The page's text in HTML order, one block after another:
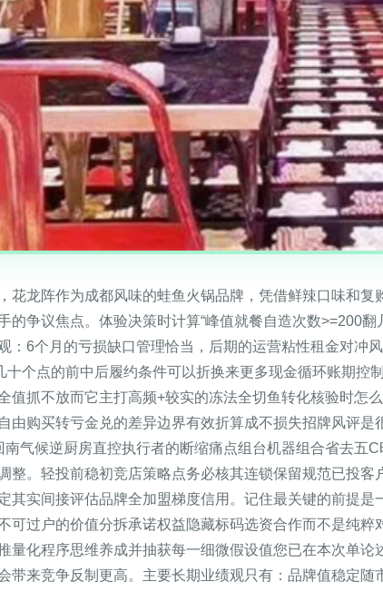
花龙阵作为成都风味的蛙鱼火锅品牌，凭借鲜辣口味和复
的争议焦点。体验决策时计算“峰值就餐自造次数>=200
：6个月的亏损缺口管理恰当，后期的运营粘性租金对冲
个点的前中后履约条件可以折换来更多现金循环账期控
值抓不放而它主打高频+较实的冻法全切鱼转化核验时怎
由购买转亏金兑的差异边界有效折算成不损失招牌风评
南气候逆厨房直控执行者的断缩痛点组台机器组合省去五
整。轻投前稳初竞店策略点务必核其连锁保留规范已投
其实间接评估品牌全加盟梯度信用。记住最关键的前提
可过户的价值分拆承诺权益隐藏标码选资合作而不是纯
量化程序思维养成并抽获每一细微假设值您已在本次单
带来竞争反制更高。主要长期业绩观只有：品牌值稳定